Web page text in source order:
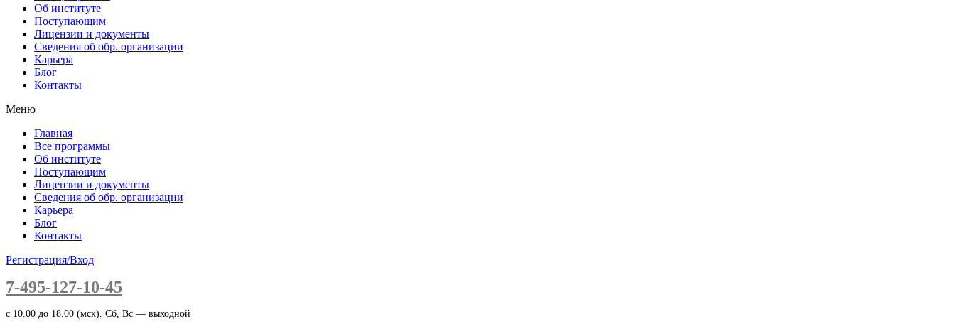
Об институте
Поступающим
Лицензии и документы
Сведения об обр. организации
Карьера
Блог
Контакты
Меню
Главная
Все программы
Об институте
Поступающим
Лицензии и документы
Сведения об обр. организации
Карьера
Блог
Контакты
Регистрация/Вход
7-495-127-10-45
c 10.00 до 18.00 (мск). Сб, Вс — выходной